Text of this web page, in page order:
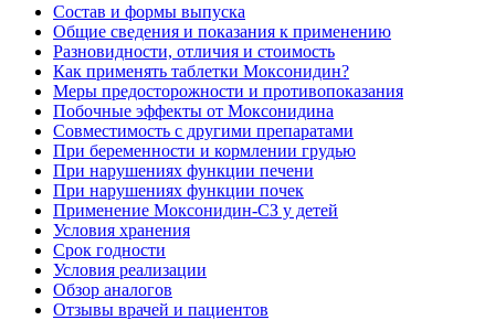
Состав и формы выпуска
Общие сведения и показания к применению
Разновидности, отличия и стоимость
Как применять таблетки Моксонидин?
Меры предосторожности и противопоказания
Побочные эффекты от Моксонидина
Совместимость с другими препаратами
При беременности и кормлении грудью
При нарушениях функции печени
При нарушениях функции почек
Применение Моксонидин-СЗ у детей
Условия хранения
Срок годности
Условия реализации
Обзор аналогов
Отзывы врачей и пациентов